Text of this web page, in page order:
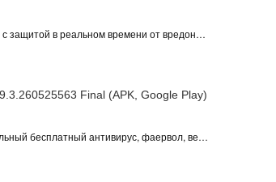
Облачный антивирус NQ Mobile Security для Android с защитой в реальном времени от вредоносных приложений, онлайн-угроз, уязвимостей. Защита личных данных и аккаунтов, оптимизация системы и резервное копирование
Final (APK, Google Play)
Avast Mobile Security – полнофункциональный мобильный бесплатный антивирус, фаервол, веб-защита, анти-вор для вашего Android смартфона или планшета с функциями удаленного управления